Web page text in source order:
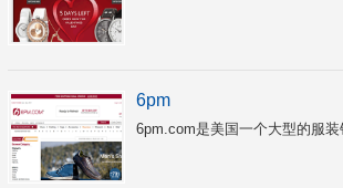
6pm
6pm.com是美国一个大型的服